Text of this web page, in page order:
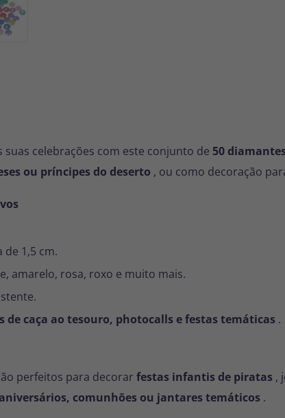
celebrações com este conjunto de 50
ou príncipes do deserto , ou como decoração
de 1,5 cm.
amarelo, rosa, roxo e muito mais.
de caça ao tesouro, photocalls e festas temáticas .
perfeitos para decorar festas infantis de piratas ,
comunhões ou jantares temáticos .